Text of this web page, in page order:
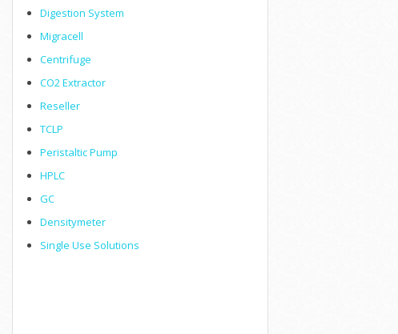
Digestion System
Migracell
Centrifuge
CO2 Extractor
Reseller
TCLP
Peristaltic Pump
HPLC
GC
Densitymeter
Single Use Solutions